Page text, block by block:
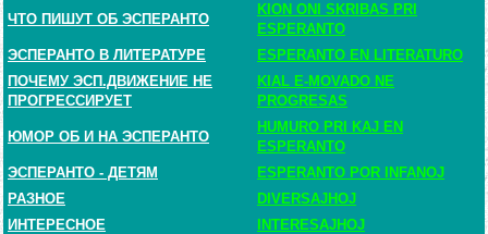
ЧТО ПИШУТ ОБ ЭСПЕРАНТО
KION ONI SKRIBAS PRI
ESPERANTO
ЭСПЕРАНТО В ЛИТЕРАТУРЕ
ESPERANTO EN LITERATURO
ПОЧЕМУ ЭСП.ДВИЖЕНИЕ НЕ
ПРОГРЕССИРУЕТ
KIAL E-MOVADO NE
PROGRESAS
ЮМОР ОБ И НА ЭСПЕРАНТО
HUMURO PRI KAJ EN
ESPERANTO
ЭСПЕРАНТО - ДЕТЯМ
ESPERANTO POR INFANOJ
РАЗНОЕ
DIVERSAJHOJ
ИНТЕРЕСНОЕ
INTERESAJHOJ